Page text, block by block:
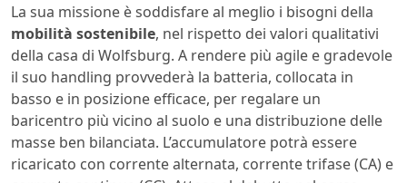
La sua missione è soddisfare al meglio i bisogni della
mobilità sostenibile, nel rispetto dei valori qualitativi
della casa di Wolfsburg. A rendere più agile e gradevole
il suo handling provvederà la batteria, collocata in
basso e in posizione efficace, per regalare un
baricentro più vicino al suolo e una distribuzione delle
masse ben bilanciata. L’accumulatore potrà essere
ricaricato con corrente alternata, corrente trifase (CA) e